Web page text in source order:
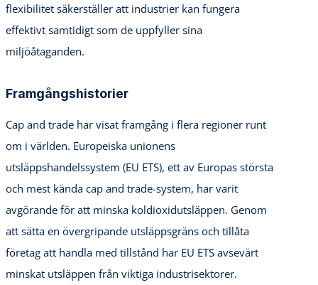
flexibilitet säkerställer att industrier kan fungera
effektivt samtidigt som de uppfyller sina
miljöåtaganden.
Framgångshistorier
Cap and trade har visat framgång i flera regioner runt
om i världen. Europeiska unionens
utsläppshandelssystem (EU ETS), ett av Europas största
och mest kända cap and trade-system, har varit
avgörande för att minska koldioxidutsläppen. Genom
att sätta en övergripande utsläppsgräns och tillåta
företag att handla med tillstånd har EU ETS avsevärt
minskat utsläppen från viktiga industrisektorer.